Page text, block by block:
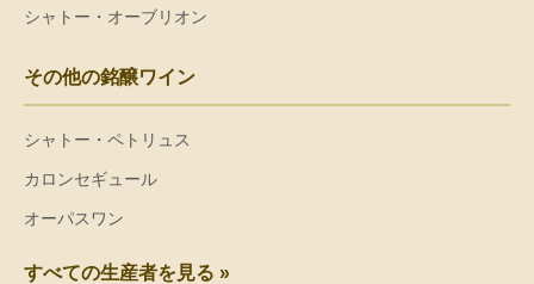
シャトー・オーブリオン
その他の銘醸ワイン
シャトー・ペトリュス
カロンセギュール
オーパスワン
すべての生産者を見る »